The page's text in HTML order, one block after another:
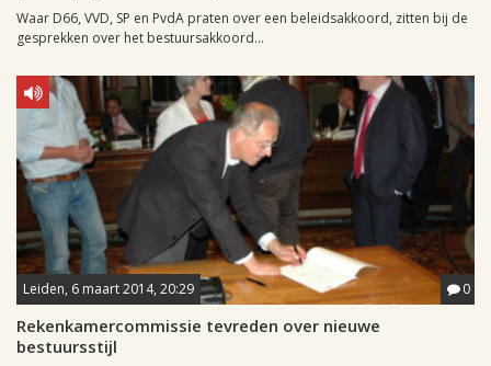
Waar D66, VVD, SP en PvdA praten over een beleidsakkoord, zitten bij de
gesprekken over het bestuursakkoord...
Leiden, 6 maart 2014, 20:29 0
Rekenkamercommissie tevreden over nieuwe
bestuursstijl